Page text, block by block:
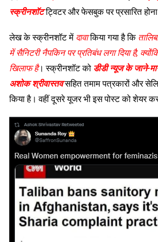
स्क्रीनशॉटट्विटर और फेसबुक पर प्रसारित
लेख के स्क्रीनशॉट में दावाकिया गया है कि
में सैनिटरी नैपकिन पर प्रतिबंध लगा दिया है,
खिलाफ है। स्क्रीनशॉट को डीडी न्यूज के जाने-
अशोक श्रीवास्तव सहित तमाम पत्रकारों और
किया है। वहीं दूसरे यूजर भी इस पोस्ट को शेयर